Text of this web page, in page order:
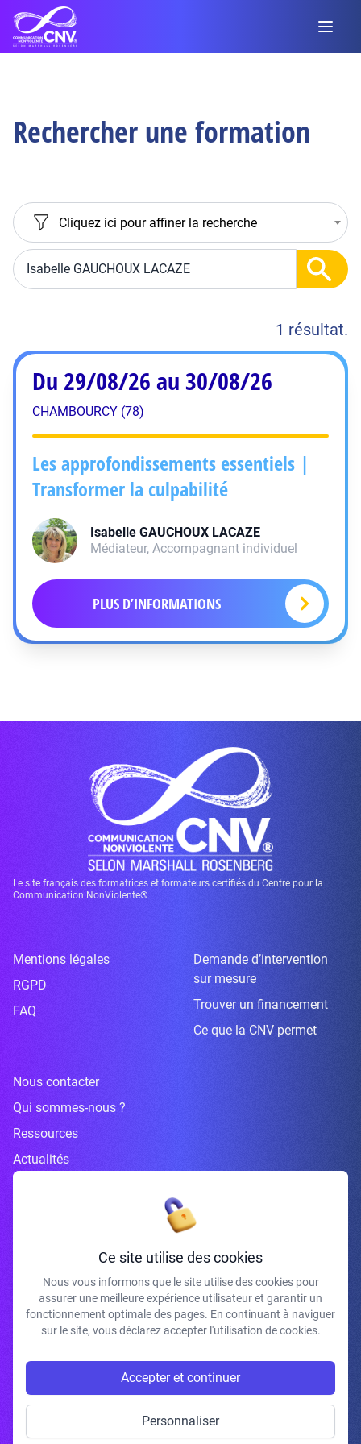
Rechercher une formation
Cliquez ici pour affiner la recherche
1 résultat.
Du 29/08/26 au 30/08/26
CHAMBOURCY (78)
Les approfondissements essentiels |
Transformer la culpabilité
Isabelle GAUCHOUX LACAZE
Médiateur, Accompagnant individuel
PLUS D’INFORMATIONS
Le site français des formatrices et formateurs certifiés du Centre pour la
Communication NonViolente®
Mentions légales
RGPD
FAQ
Demande d’intervention
sur mesure
Trouver un financement
Ce que la CNV permet
Nous contacter
Qui sommes-nous ?
Ressources
Actualités
Inscrivez-vous à la newsletter
J'accepte de recevoir vos e-mails et confirme avoir pris connaissance de
votre politique de confidentialité et mentions légales.
Copyright © 2026 | Gum Studio. Tous droits réservés.
Ce site utilise des cookies
Nous vous informons que le site utilise des cookies pour
assurer une meilleure expérience utilisateur et garantir un
fonctionnement optimale des pages. En continuant à naviguer
sur le site, vous déclarez accepter l'utilisation de cookies.
Accepter et continuer
Personnaliser